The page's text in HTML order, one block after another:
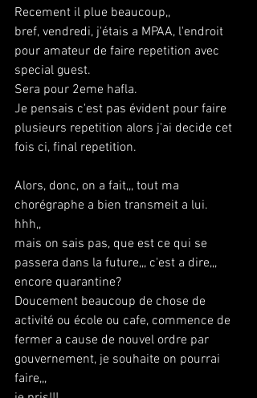
Recement il plue beaucoup,,
bref, vendredi, j'étais a MPAA, l'endroit
pour amateur de faire repetition avec
special guest.
Sera pour 2eme hafla.
Je pensais c'est pas évident pour faire
plusieurs repetition alors j'ai decide cet
fois ci, final repetition.
Alors, donc, on a fait,,, tout ma
chorégraphe a bien transmeit a lui.
hhh,,
mais on sais pas, que est ce qui se
passera dans la future,,, c'est a dire,,,
encore quarantine?
Doucement beaucoup de chose de
activité ou école ou cafe, commence de
fermer a cause de nouvel ordre par
gouvernement, je souhaite on pourrai
faire,,,